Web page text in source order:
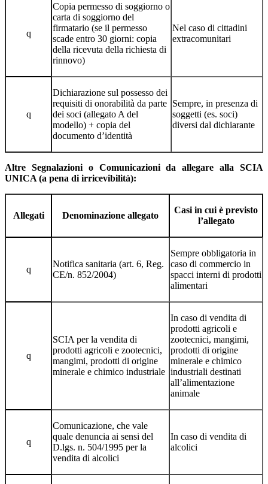
q
Copia permesso di soggiorno o
carta di soggiorno del
firmatario (se il permesso
scade entro 30 giorni: copia
della ricevuta della richiesta di
rinnovo)
Nel caso di cittadini
extracomunitari
q
Dichiarazione sul possesso dei
requisiti di onorabilità da parte
dei soci (allegato A del
modello) + copia del
documento d’identità
Sempre, in presenza di
soggetti (es. soci)
diversi dal dichiarante
Altre Segnalazioni o Comunicazioni da allegare alla SCIA
UNICA (a pena di irricevibilità):
Allegati Denominazione allegato
Casi in cui è previsto
l’allegato
q
Notifica sanitaria (art. 6, Reg.
CE/n. 852/2004)
Sempre obbligatoria in
caso di commercio in
spacci interni di prodotti
alimentari
q
SCIA per la vendita di
prodotti agricoli e zootecnici,
mangimi, prodotti di origine
minerale e chimico industriale
In caso di vendita di
prodotti agricoli e
zootecnici, mangimi,
prodotti di origine
minerale e chimico
industriali destinati
all’alimentazione
animale
q
Comunicazione, che vale
quale denuncia ai sensi del
D.lgs. n. 504/1995 per la
vendita di alcolici
In caso di vendita di
alcolici